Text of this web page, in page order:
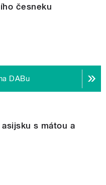
česneku
DABu
s mátou a